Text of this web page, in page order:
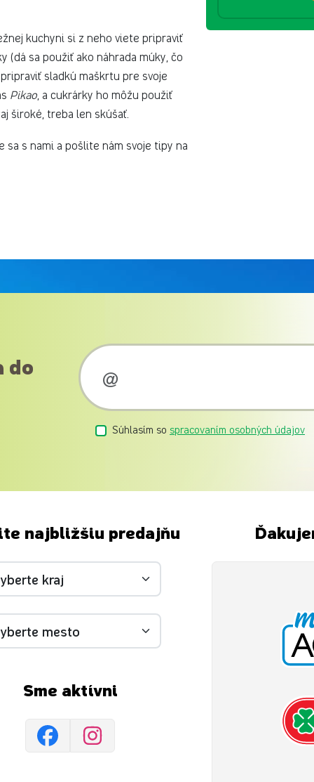
kuchyni si z neho viete pripraviť
(dá sa použiť ako náhrada múky, čo
sladkú maškrtu pre svoje
Pikao , a cukrárky ho môžu použiť
široké, treba len skúšať.
sa s nami a pošlite nám svoje tipy na
do
Súhlasím so spracovaním osobných údajov
najbližšiu predajňu
Sme aktívni